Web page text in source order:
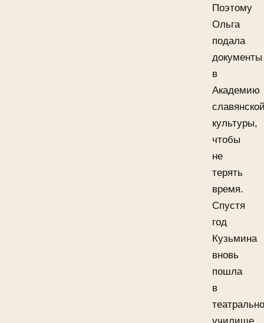
Поэтому
Ольга
подала
документы
в
Академию
культуры,
чтобы
не
терять
время.
Спустя
год
Кузьмина
вновь
пошла
в
училище.